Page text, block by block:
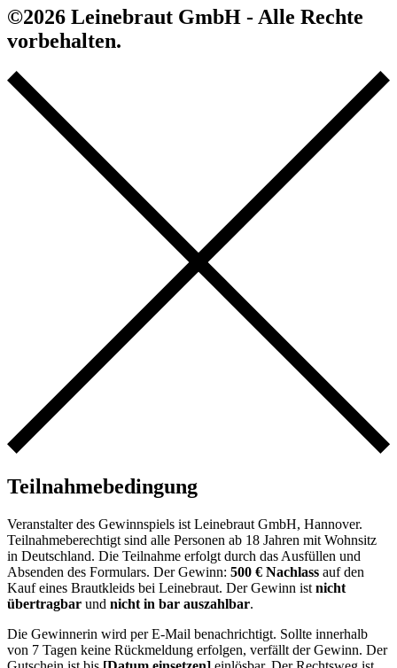
©2026 Leinebraut GmbH - Alle Rechte
vorbehalten.
Teilnahmebedingung
Veranstalter des Gewinnspiels ist Leinebraut GmbH, Hannover.
Teilnahmeberechtigt sind alle Personen ab 18 Jahren mit Wohnsitz
in Deutschland. Die Teilnahme erfolgt durch das Ausfüllen und
Absenden des Formulars. Der Gewinn: 500 € Nachlass auf den
Kauf eines Brautkleids bei Leinebraut. Der Gewinn ist nicht
übertragbar und nicht in bar auszahlbar.
Die Gewinnerin wird per E-Mail benachrichtigt. Sollte innerhalb
von 7 Tagen keine Rückmeldung erfolgen, verfällt der Gewinn. Der